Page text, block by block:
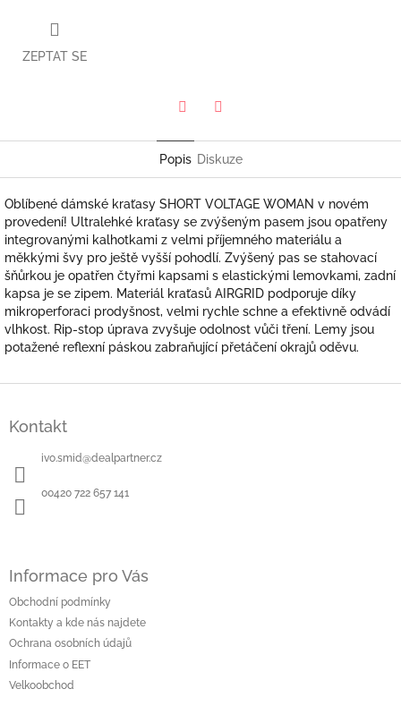
ZEPTAT SE
Popis Diskuze
Oblíbené dámské kraťasy SHORT VOLTAGE WOMAN v novém
provedení! Ultralehké kraťasy se zvýšeným pasem jsou opatřeny
integrovanými kalhotkami z velmi příjemného materiálu a
měkkými švy pro ještě vyšší pohodlí. Zvýšený pas se stahovací
šňůrkou je opatřen čtyřmi kapsami s elastickými lemovkami, zadní
kapsa je se zipem. Materiál kraťasů AIRGRID podporuje díky
mikroperforaci prodyšnost, velmi rychle schne a efektivně odvádí
vlhkost. Rip-stop úprava zvyšuje odolnost vůči tření. Lemy jsou
potažené reflexní páskou zabraňující přetáčení okrajů oděvu.
Kontakt
ivo.smid@dealpartner.cz
00420 722 657 141
Informace pro Vás
Obchodní podmínky
Kontakty a kde nás najdete
Ochrana osobních údajů
Informace o EET
Velkoobchod